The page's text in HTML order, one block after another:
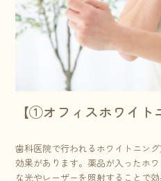
【①オフィスホワイト
歯科医院で行われるホワイトニン
効果があります。薬品が入ったホ
な光やレーザーを照射することで